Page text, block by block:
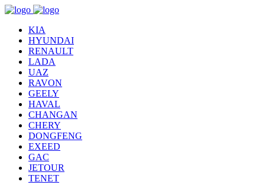
KIA
HYUNDAI
RENAULT
LADA
UAZ
RAVON
GEELY
HAVAL
CHANGAN
CHERY
DONGFENG
EXEED
GAC
JETOUR
TENET